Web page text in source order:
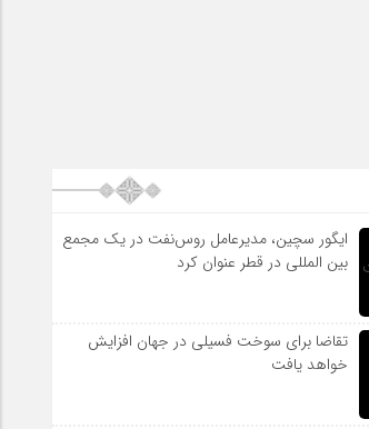
ایگور سچین، مدیرعامل روس‌نفت در یک مجمع
بین المللی در قطر عنوان کرد
تقاضا برای سوخت فسیلی در جهان افزایش
خواهد یافت